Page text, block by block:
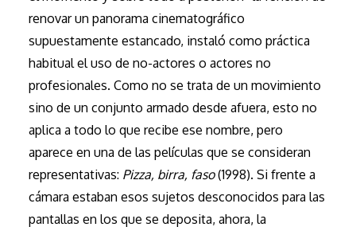
renovar un panorama cinematográfico
supuestamente estancado, instaló como práctica
habitual el uso de no-actores o actores no
profesionales. Como no se trata de un movimiento
sino de un conjunto armado desde afuera, esto no
aplica a todo lo que recibe ese nombre, pero
aparece en una de las películas que se consideran
representativas: Pizza, birra, faso(1998). Si frente a
cámara estaban esos sujetos desconocidos para las
pantallas en los que se deposita, ahora, la